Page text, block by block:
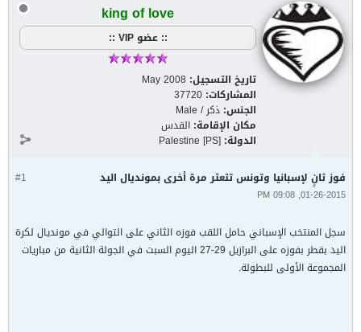
king of love
:: عضو VIP ::
تاريخ التسجيل: May 2008
المشاركات: 37720
الجنس: ذكر / Male
مكان الإقامة: القدس
الدولة: Palestine [PS]
#1 فوز ثانٍ لإسبانيا وتونس تتعثر مرة أخرى بمونديال اليد
01-26-2015, 09:08 PM
سجل المنتخب الإسباني حامل اللقب فوزه الثاني على التوالي في مونديال لكرة
اليد بقطر بفوزه على البرازيل 29-27 اليوم السبت في الجولة الثانية من مباريات
المجموعة الأولى للبطولة.